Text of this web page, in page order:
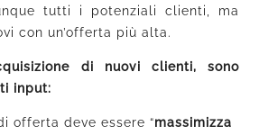
tutti i potenziali clienti, ma
con un’offerta più alta.
di nuovi clienti, sono
input:
offerta deve essere “massimizza